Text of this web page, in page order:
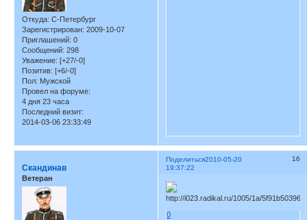
Откуда: С-Петербург
Зарегистрирован: 2009-10-07
Приглашений: 0
Сообщений: 298
Уважение: [+27/-0]
Позитив: [+6/-0]
Пол: Мужской
Провел на форуме:
4 дня 23 часа
Последний визит:
2014-03-06 23:33:49
Поделиться 16
2010-05-20
19:37:22
Скандинав
Ветеран
0